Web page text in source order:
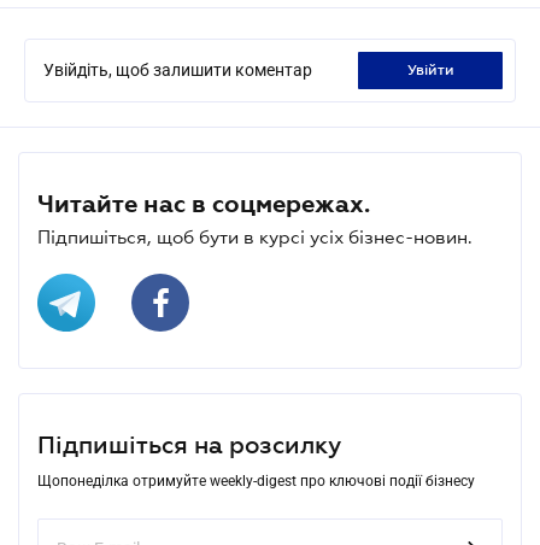
Увійдіть, щоб залишити коментар увійти
Читайте нас в соцмережах.
Підпишіться, щоб бути в курсі усіх бізнес-новин.
Підпишіться на розсилку
Щопонеділка отримуйте weekly-digest про ключові події бізнесу